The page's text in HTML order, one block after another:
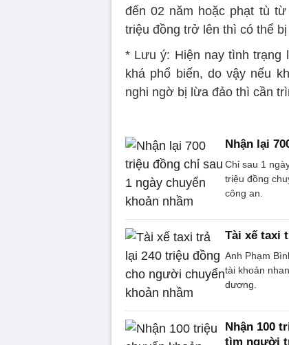
đến 02 năm hoặc phạt tù
triệu đồng trở lên thì có thể
* Lưu ý: Hiện nay tình trạng
khá phổ biến, do vậy nếu
nghi ngờ bị lừa đảo thì cần
Nhận lại
Chỉ sau 1
triệu đồng
công an.
Tài xế taxi
Anh Phạm
tài khoản
dương.
Nhận 100
tìm người